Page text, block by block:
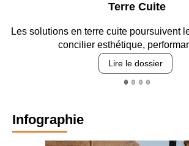
Terre Cuite
solutions en terre cuite poursuivent leur
concilier esthétique,
Lire le dossier
Infographie